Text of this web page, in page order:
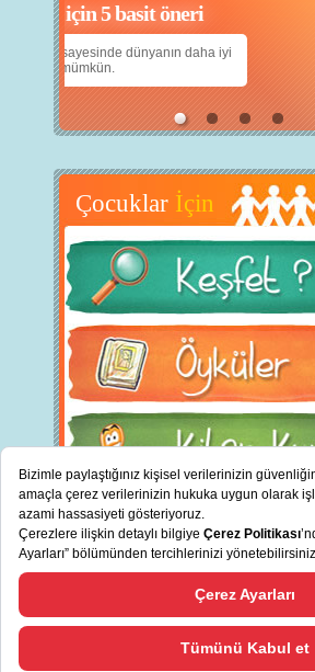
5 basit öneri
daha iyi
Daha iyi bir dünya için
Çocuklarımıza daha güzel
Çocuklar İçin